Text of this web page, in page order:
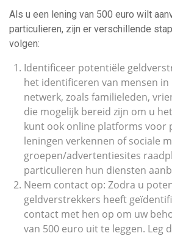
Als u een lening van 500 euro wilt
particulieren, zijn er verschillende
volgen:
Identificeer potentiële
het identificeren van mensen
netwerk, zoals familieleden,
die mogelijk bereid zijn om u
kunt ook online platforms voor
leningen verkennen of sociale
groepen/advertentiesites
particulieren hun diensten
Neem contact op: Zodra u
geldverstrekkers heeft
contact met hen op om uw
van 500 euro uit te leggen. Leg